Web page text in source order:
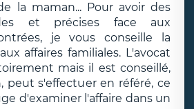
la maman... Pour avoir des
et précises face aux
je vous conseille la
affaires familiales. L'avocat
mais il est conseillé,
peut s'effectuer en référé, ce
d'examiner l'affaire dans un